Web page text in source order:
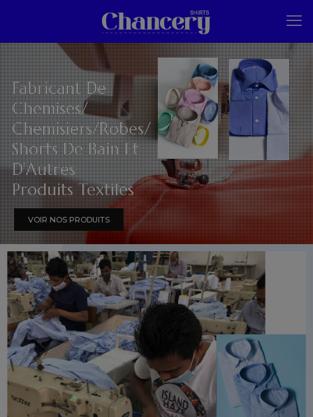
Fabricant De
Chemises/
Chemisiers/Robes/
Shorts De Bain Et
D’Autres
Produits Textiles
VOIR NOS PRODUITS